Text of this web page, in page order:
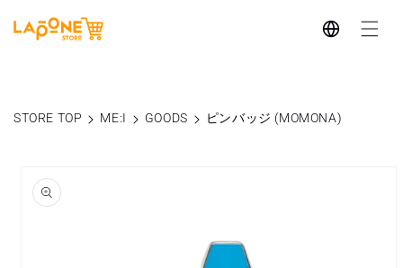
ンツに
進む
言
語
STORE TOP ME:I GOODS ピンバッジ (MOMONA)
報にス
キップ